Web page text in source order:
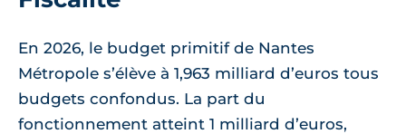
En 2026, le budget primitif de Nantes
Métropole s’élève à 1,963 milliard d’euros tous
budgets confondus. La part du
fonctionnement atteint 1 milliard d’euros,